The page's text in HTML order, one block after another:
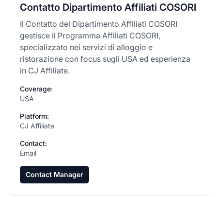
Contatto Dipartimento Affiliati COSORI
Il Contatto del Dipartimento Affiliati COSORI
gestisce il Programma Affiliati COSORI,
specializzato nei servizi di alloggio e
ristorazione con focus sugli USA ed esperienza
in CJ Affiliate.
Coverage:
USA
Platform:
CJ Affiliate
Contact:
Email
Contact Manager